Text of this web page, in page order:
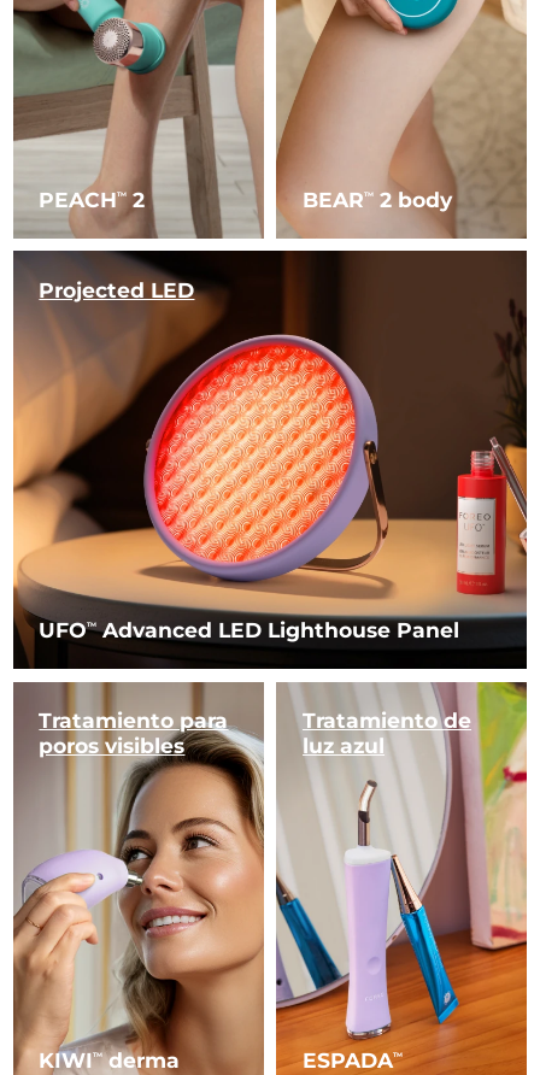
PEACHTM 2 BEARTM 2 body
UFOTMAdvanced LED Lighthouse Panel
Projected LED
KIWITMderma
Tratamiento para
poros visibles
ESPADATM
Tratamientode
luz azul